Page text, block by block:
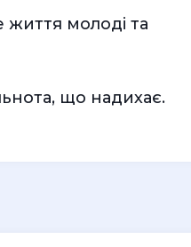
життя молоді та
що надихає.